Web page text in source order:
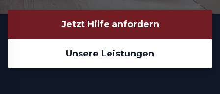
Jetzt Hilfe anfordern
Unsere Leistungen